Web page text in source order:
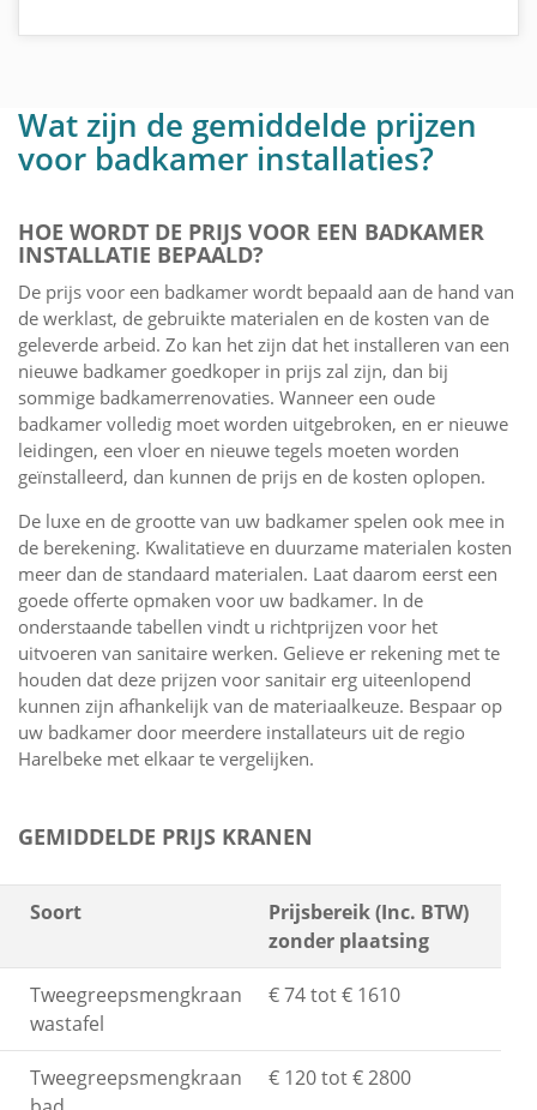
Wat zijn de gemiddelde prijzen
voor badkamer installaties?
HOE WORDT DE PRIJS VOOR EEN BADKAMER
INSTALLATIE BEPAALD?
De prijs voor een badkamer wordt bepaald aan de hand van
de werklast, de gebruikte materialen en de kosten van de
geleverde arbeid. Zo kan het zijn dat het installeren van een
nieuwe badkamer goedkoper in prijs zal zijn, dan bij
sommige badkamerrenovaties. Wanneer een oude
badkamer volledig moet worden uitgebroken, en er nieuwe
leidingen, een vloer en nieuwe tegels moeten worden
geïnstalleerd, dan kunnen de prijs en de kosten oplopen.
De luxe en de grootte van uw badkamer spelen ook mee in
de berekening. Kwalitatieve en duurzame materialen kosten
meer dan de standaard materialen. Laat daarom eerst een
goede offerte opmaken voor uw badkamer. In de
onderstaande tabellen vindt u richtprijzen voor het
uitvoeren van sanitaire werken. Gelieve er rekening met te
houden dat deze prijzen voor sanitair erg uiteenlopend
kunnen zijn afhankelijk van de materiaalkeuze. Bespaar op
uw badkamer door meerdere installateurs uit de regio
Harelbeke met elkaar te vergelijken.
GEMIDDELDE PRIJS KRANEN
Soort
Prijsbereik (Inc. BTW)
zonder plaatsing
Tweegreepsmengkraan
wastafel
€ 74 tot € 1610
Tweegreepsmengkraan
€ 120 tot € 2800